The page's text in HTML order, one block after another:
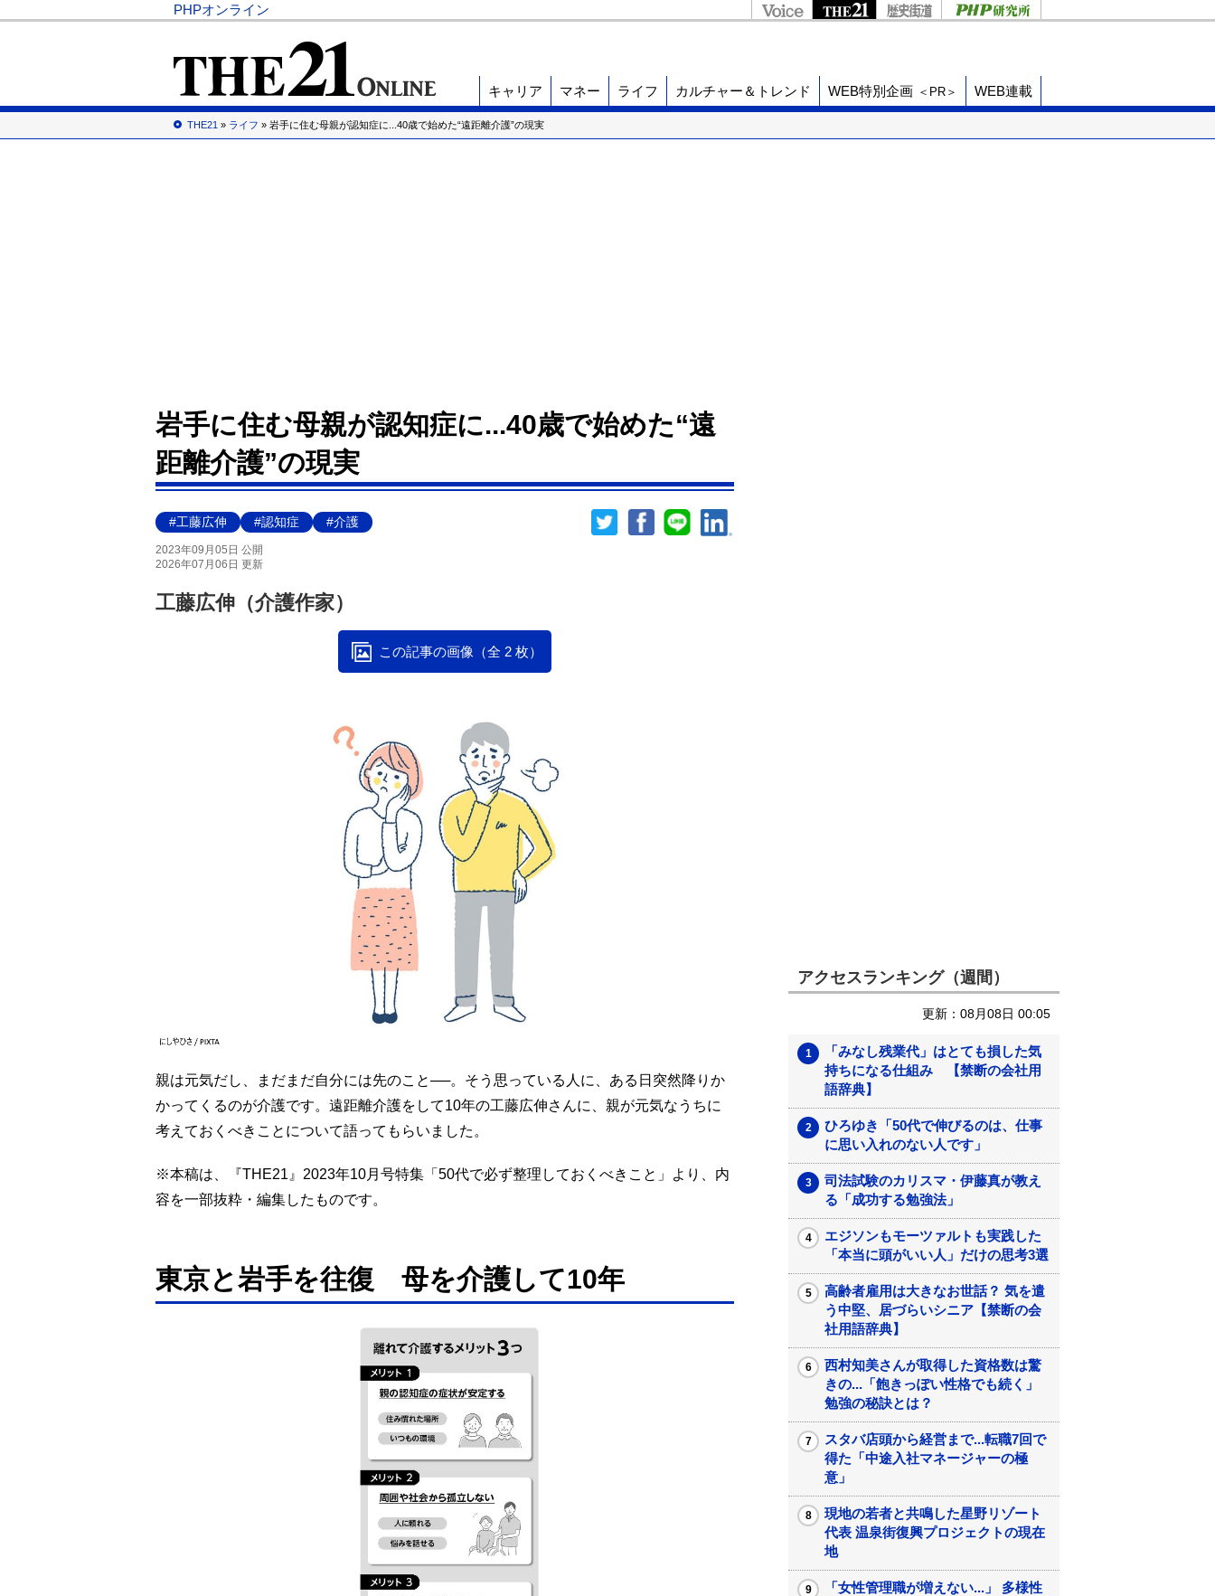
PHPオンライン
キャリア マネー ライフ カルチャー＆トレンド WEB特別企画 ＜PR＞ WEB連載
THE21 » ライフ » 岩手に住む母親が認知症に...40歳で始めた“遠距離介護”の現実
岩手に住む母親が認知症に...40歳で始めた“遠
距離介護”の現実
#工藤広伸 #認知症 #介護
2023年09月05日 公開
2026年07月06日 更新
工藤広伸（介護作家）
この記事の画像（全 2 枚）
親は元気だし、まだまだ自分には先のこと──。そう思っている人に、ある日突然降りか
かってくるのが介護です。遠距離介護をして10年の工藤広伸さんに、親が元気なうちに
考えておくべきことについて語ってもらいました。
※本稿は、『THE21』2023年10月号特集「50代で必ず整理しておくべきこと」より、内
容を一部抜粋・編集したものです。
東京と岩手を往復 母を介護して10年
アクセスランキング（週間）
更新：08月08日 00:05
「みなし残業代」はとても損した気
持ちになる仕組み 【禁断の会社用
語辞典】
ひろゆき「50代で伸びるのは、仕事
に思い入れのない人です」
司法試験のカリスマ・伊藤真が教え
る「成功する勉強法」
エジソンもモーツァルトも実践した
「本当に頭がいい人」だけの思考3選
高齢者雇用は大きなお世話？ 気を遣
う中堅、居づらいシニア【禁断の会
社用語辞典】
西村知美さんが取得した資格数は驚
きの...「飽きっぽい性格でも続く」
勉強の秘訣とは？
スタバ店頭から経営まで...転職7回で
得た「中途入社マネージャーの極
意」
現地の若者と共鳴した星野リゾート
代表 温泉街復興プロジェクトの現在
地
「女性管理職が増えない...」 多様性